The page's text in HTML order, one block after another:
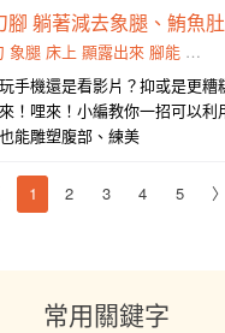
腳 躺著減去象腿、鮪魚肚
象腿 床上 顯露出來 腳能 減去
手機還是看影片？抑或是更糟
！哩來！小編教你一招可以
能雕塑腹部、練美
1 2 3 4 5 〉
常用關鍵字